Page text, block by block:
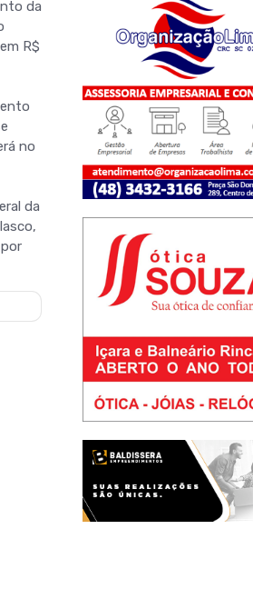
da
R$
no
da